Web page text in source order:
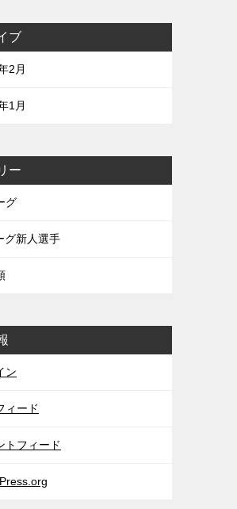
ブ
2月
1月
ー
グ
グ新人選手
ン
ィード
トフィード